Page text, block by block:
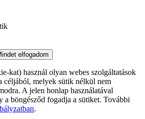
elfogadom
kat) használ olyan webes szolgáltatások
céljából, melyek sütik nélkül nem
A jelen honlap használatával
a böngésződ fogadja a sütiket. További
.